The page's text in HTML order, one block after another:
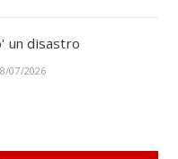
un disastro
8/07/2026